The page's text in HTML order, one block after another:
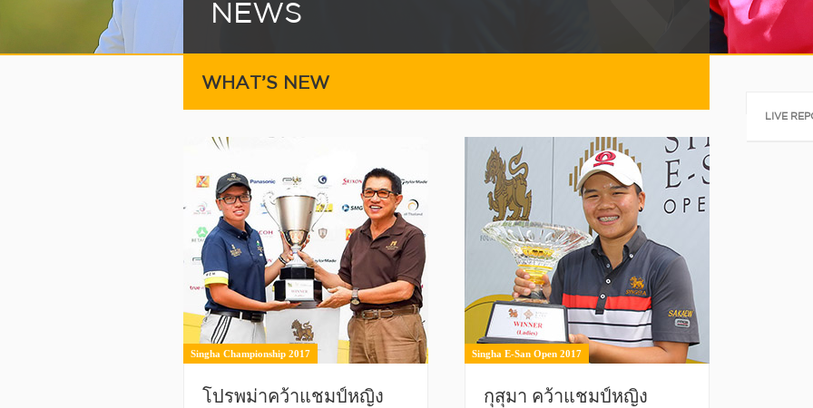
NEWS
WHAT’S NEW
Singha Championship 2017
โปรพม่าคว้าแชมป์หญิง
Singha E-San Open 2017
กุสุมา คว้าแชมป์หญิง
LIVE